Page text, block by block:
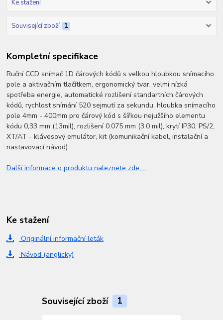
Ke stažení
Související zboží 1
Kompletní specifikace
Ruční CCD snímač 1D čárových kódů s velkou hloubkou snímacího
pole a aktivačním tlačítkem, ergonomický tvar, velmi nízká
spotřeba energie, automatické rozlišení standartních čárových
kódů, rychlost snímání 520 sejmutí za sekundu, hloubka snímacího
pole 4mm - 400mm pro čárový kód s šířkou nejužšího elementu
kódu 0,33 mm (13mil), rozlišení 0.075 mm (3.0 mil), krytí IP30, PS/2,
XT/AT - klávesový emulátor, kit (komunikační kabel, instalační a
nastavovací návod)
Další informace o produktu naleznete zde ....
Ke stažení
Originální informační leták
Návod (anglicky)
Související zboží 1